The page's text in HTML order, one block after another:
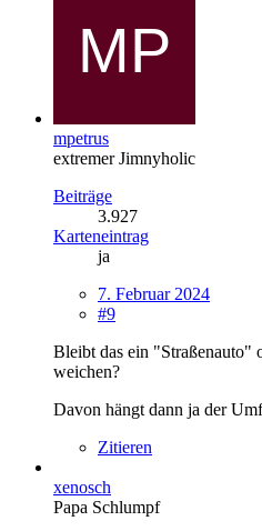
mpetrus
extremer Jimnyholic
Beiträge
3.927
Karteneintrag
ja
7. Februar 2024
#9
Bleibt das ein "Straßenauto"
weichen?
Davon hängt dann ja der
Zitieren
xenosch
Papa Schlumpf